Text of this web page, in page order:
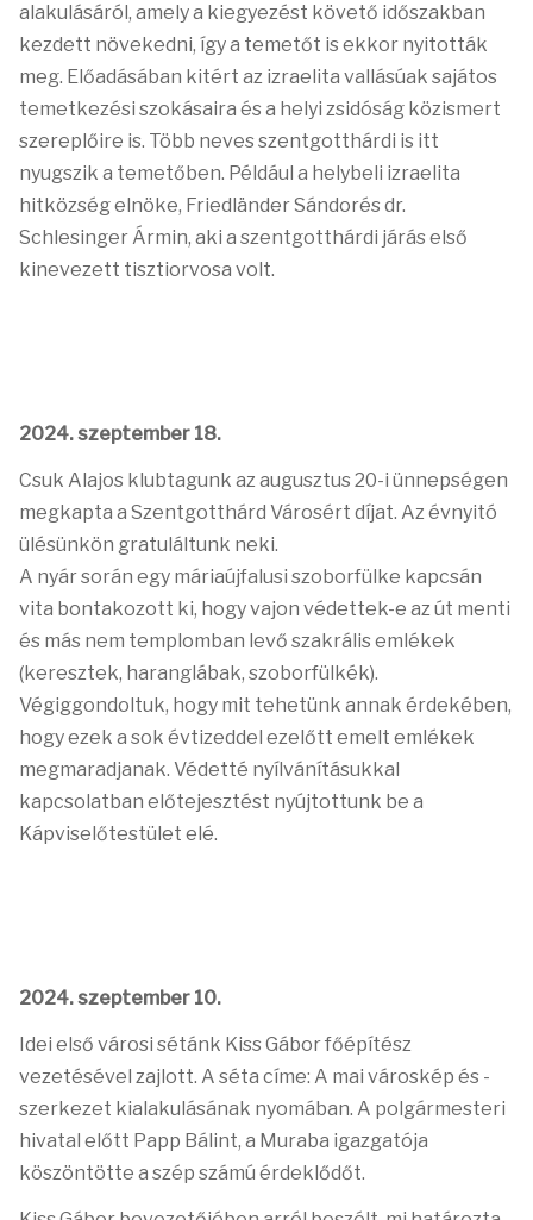
alakulásáról, amely a kiegyezést követő időszakban
kezdett növekedni, így a temetőt is ekkor nyitották
meg. Előadásában kitért az izraelita vallásúak sajátos
temetkezési szokásaira és a helyi zsidóság közismert
szereplőire is. Több neves szentgotthárdi is itt
nyugszik a temetőben. Például a helybeli izraelita
hitközség elnöke, Friedländer Sándorés dr.
Schlesinger Ármin, aki a szentgotthárdi járás első
kinevezett tisztiorvosa volt.
2024. szeptember 18.
Csuk Alajos klubtagunk az augusztus 20-i ünnepségen
megkapta a Szentgotthárd Városért díjat. Az évnyitó
ülésünkön gratuláltunk neki.
A nyár során egy máriaújfalusi szoborfülke kapcsán
vita bontakozott ki, hogy vajon védettek-e az út menti
és más nem templomban levő szakrális emlékek
(keresztek, haranglábak, szoborfülkék).
Végiggondoltuk, hogy mit tehetünk annak érdekében,
hogy ezek a sok évtizeddel ezelőtt emelt emlékek
megmaradjanak. Védetté nyílvánításukkal
kapcsolatban előtejesztést nyújtottunk be a
Kápviselőtestület elé.
2024. szeptember 10.
Idei első városi sétánk Kiss Gábor főépítész
vezetésével zajlott. A séta címe: A mai városkép és -
szerkezet kialakulásának nyomában. A polgármesteri
hivatal előtt Papp Bálint, a Muraba igazgatója
köszöntötte a szép számú érdeklődőt.